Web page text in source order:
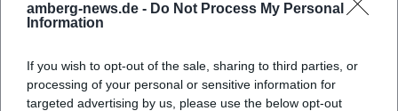
amberg-news.de - Do Not Process My Personal
Information
If you wish to opt-out of the sale, sharing to third parties, or
processing of your personal or sensitive information for
targeted advertising by us, please use the below opt-out